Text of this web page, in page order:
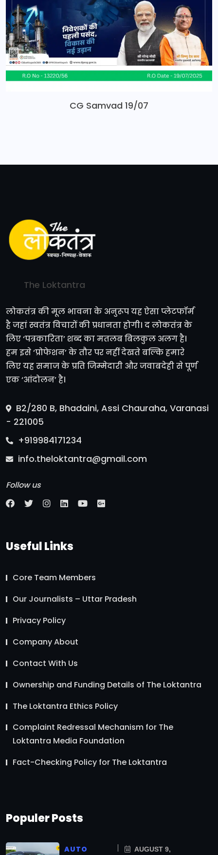
CG Samvad 19/07
The Loktantra
लोकतंत्र की मूल भावना के अनुरूप यह ऐसा प्लेटफॉर्म
है जहां स्वतंत्र विचारों की प्रधानता होगी। द लोकतंत्र के
लिए ‘पत्रकारिता’ शब्द का मतलब बिलकुल अलग है।
हम इसे ‘प्रोफेशन’ के तौर पर नहीं देखते बल्कि हमारे
लिए यह समाज के प्रति जिम्मेदारी और जवाबदेही से पूर्ण
एक ‘आंदोलन’ है।
B2/280 B, Bhadaini, Assi Chauraha, Varanasi
- 221005
+919984171234
info.theloktantra@gmail.com
Follow us
Useful Links
Core Team Members
Our Journalists – Uttar Pradesh
Privacy Policy
Company About
Contact With Us
Ownership and Funding Details of The Loktantra
The Loktantra Ethics Policy
Complaint Redressal Mechanism for The
Loktantra Media Foundation
Fact-Checking Policy for The Loktantra
Populer Posts
AUTO
AUGUST 9,